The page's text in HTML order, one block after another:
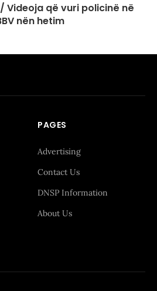
Videoja që vuri policinë në
nën hetim
PAGES
Advertising
Contact Us
DNSP Information
About Us